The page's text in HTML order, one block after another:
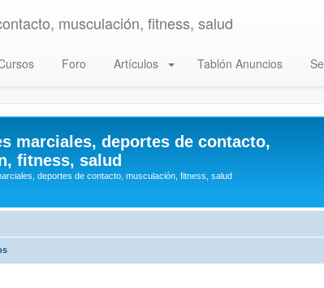
musculación, fitness, salud
Foro Artículos Tablón Anuncios
marciales, deportes de contacto,
fitness, salud
deportes de contacto, musculación, fitness, salud